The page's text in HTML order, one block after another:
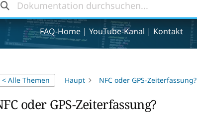
FAQ-Home | YouTube-Kanal | Kontakt
< Alle Themen Haupt NFC oder GPS-Zeiterfassung?
oder GPS-Zeiterfassung?